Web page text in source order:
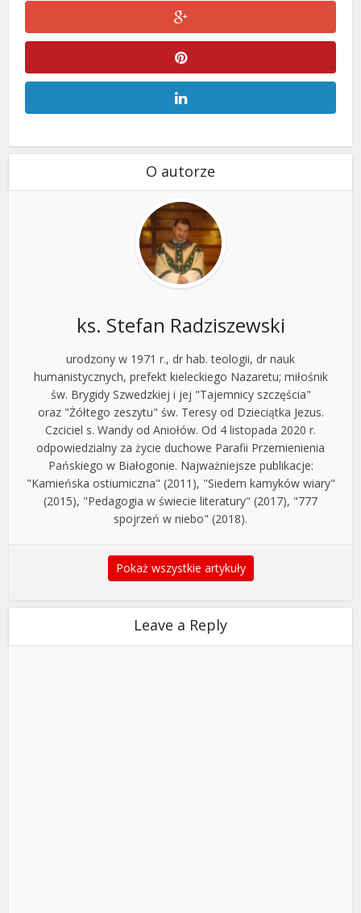
O autorze
ks. Stefan Radziszewski
urodzony w 1971 r., dr hab. teologii, dr nauk
humanistycznych, prefekt kieleckiego Nazaretu; miłośnik
św. Brygidy Szwedzkiej i jej "Tajemnicy szczęścia"
oraz "Żółtego zeszytu" św. Teresy od Dzieciątka Jezus.
Czciciel s. Wandy od Aniołów. Od 4 listopada 2020 r.
odpowiedzialny za życie duchowe Parafii Przemienienia
Pańskiego w Białogonie. Najważniejsze publikacje:
"Kamieńska ostiumiczna" (2011), "Siedem kamyków wiary"
(2015), "Pedagogia w świecie literatury" (2017), "777
spojrzeń w niebo" (2018).
Pokaż wszystkie artykuły
Leave a Reply